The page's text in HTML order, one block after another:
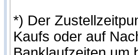
*) Der
Kaufs oder auf